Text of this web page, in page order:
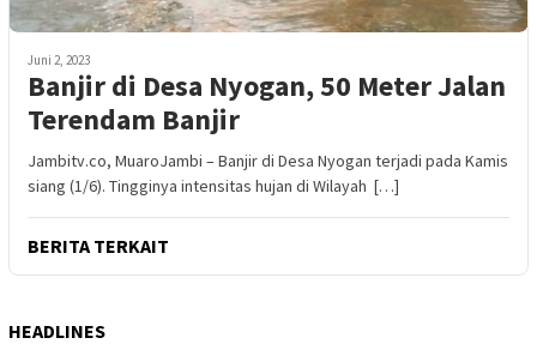
Juni 2, 2023
Banjir di Desa Nyogan, 50 Meter Jalan
Terendam Banjir
Jambitv.co, MuaroJambi – Banjir di Desa Nyogan terjadi pada Kamis
siang (1/6). Tingginya intensitas hujan di Wilayah […]
BERITA TERKAIT
HEADLINES